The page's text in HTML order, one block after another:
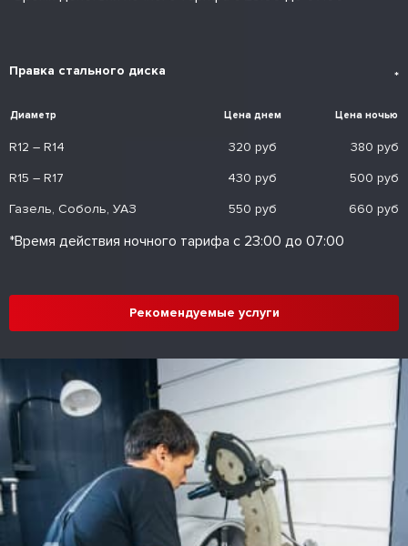
Правка стального диска *
Диаметр Цена днем Цена ночью
R12 – R14 320 руб
380 руб
R15 – R17
430 руб
500 руб
Газель, Соболь, УАЗ
550 руб 660 руб
*Время действия ночного тарифа с 23:00 до 07:00
Рекомендуемые услуги